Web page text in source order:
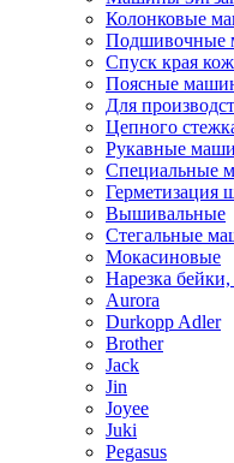
Колонковые
Подшивочные
Спуск края
Поясные
Для
Цепного
Рукавные
Специальные
Герметизация
Вышивальные
Стегальные
Мокасиновые
Нарезка
Aurora
Durkopp Adler
Brother
Jack
Jin
Joyee
Juki
Pegasus